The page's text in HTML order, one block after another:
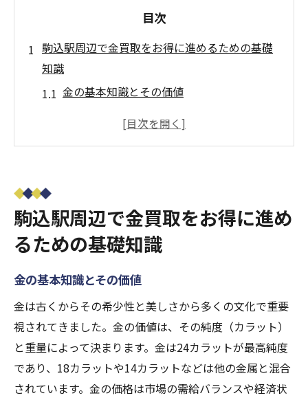
目次
駒込駅周辺で金買取をお得に進めるための基礎
知識
金の基本知識とその価値
金買取に必要な書類と手続き
金買取の際に確認すべきポイント
金買取のタイミングを見極める！駒込駅周辺の
店舗情報
最適な買取タイミングを知る方法
季節ごとの買取価格の動向
特定のイベントやキャンペーン時期
駒込駅周辺の買取店舗の口コミと評判
駒込駅周辺で金買取をお得に進め
るための基礎知識
金の基本知識とその価値
金は古くからその希少性と美しさから多くの文化で重要
視されてきました。金の価値は、その純度（カラット）
と重量によって決まります。金は24カラットが最高純度
であり、18カラットや14カラットなどは他の金属と混合
されています。金の価格は市場の需給バランスや経済状